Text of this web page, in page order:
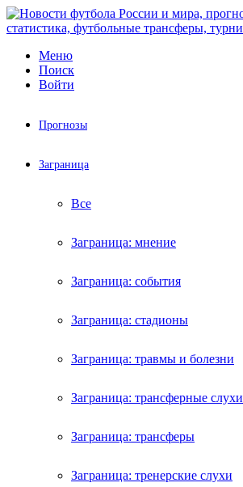
Меню
Поиск
Войти
Прогнозы
Заграница
Все
Заграница: мнение
Заграница: события
Заграница: стадионы
Заграница: травмы и болезни
Заграница: трансферные слухи
Заграница: трансферы
Заграница: тренерские слухи